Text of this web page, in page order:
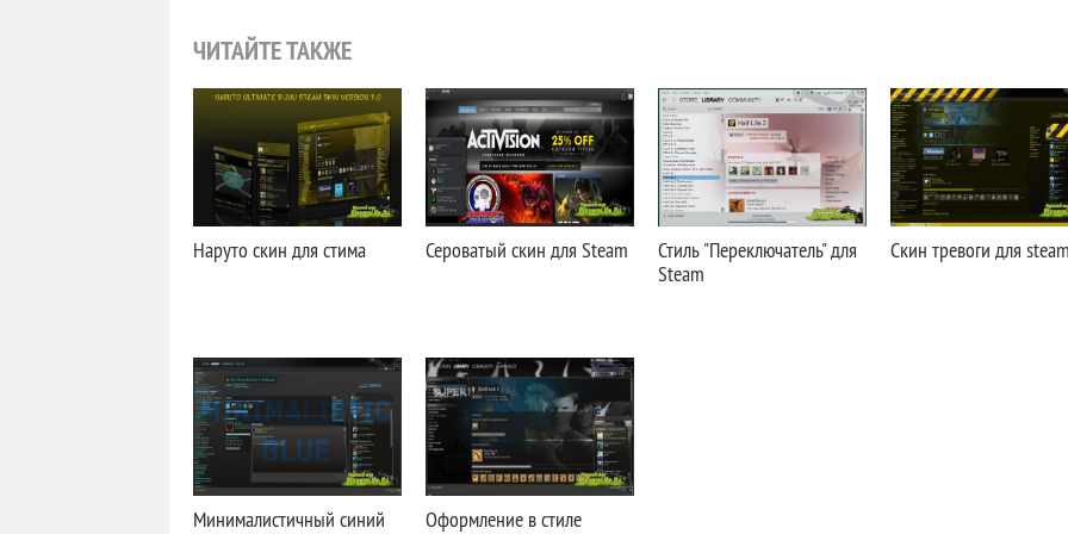
ЧИТАЙТЕ ТАКЖЕ
Наруто скин для стима Сероватый скин для Steam
Стиль "Переключатель" для
Steam
Скин тревоги для
Минималистичный синий
Оформление в стиле